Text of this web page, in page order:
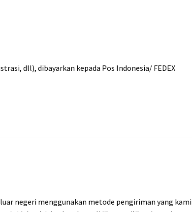
dll), dibayarkan kepada Pos Indonesia/ FEDEX
negeri menggunakan metode pengiriman yang kami